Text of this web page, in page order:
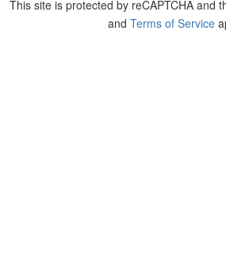
This site is protected by reCAPTCHA and
and Terms of Service